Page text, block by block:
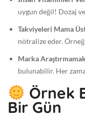
uygun değil! Dozaj
Takviyeleri Mama
nötralize eder.
Marka
bulunabilir. Her
Örnek
Bir Gün